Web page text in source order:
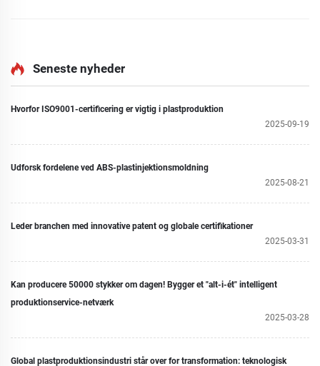
Seneste nyheder
Hvorfor ISO9001-certificering er vigtig i plastproduktion
2025-09-19
Udforsk fordelene ved ABS-plastinjektionsmoldning
2025-08-21
Leder branchen med innovative patent og globale certifikationer
2025-03-31
Kan producere 50000 stykker om dagen! Bygger et "alt-i-ét" intelligent
produktionservice-netværk
2025-03-28
Global plastproduktionsindustri står over for transformation: teknologisk